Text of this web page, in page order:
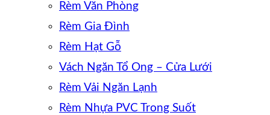
Rèm Văn Phòng
Rèm Gia Đình
Rèm Hạt Gỗ
Vách Ngăn Tổ Ong – Cửa Lưới
Rèm Vải Ngăn Lạnh
Rèm Nhựa PVC Trong Suốt